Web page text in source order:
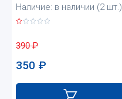
Наличие: в наличии (2 шт.)
390₽
350 ₽